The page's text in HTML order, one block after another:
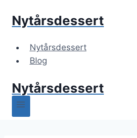
Nytårsdessert
Nytårsdessert
Blog
Nytårsdessert